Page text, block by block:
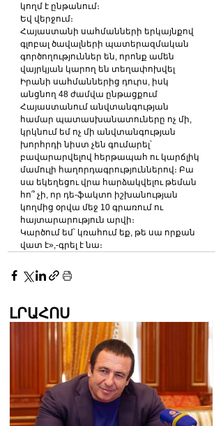
կողմ է ընթանում։
Եվ վերջում։
Հայաստանի սահմանների երկայնքով
գլոբալ ծավալների պատերազմական
գործողություններ են, որոնք ամեն
վայրկյան կարող են տեղափոխվել
Իրանի սահմաններից դուրս, իսկ
անցնող 48 ժամվա ընթացքում
Հայաստանում անվտանգության
համար պատասխանատուները ոչ մի,
կրկնում եմ ոչ մի անվտանգության
խորհրդի նիստ չեն գումարել՝
բավարարվելով հերթապահ ու կարճլիկ
մամուլի հաղորդագրություններով։ Բա
սա եկեղեցու վրա հարձակվելու թեման
հո՞ չի, որ դե-ֆակտո իշխանության
կողմից օրվա մեջ 10 գրառում ու
հայտարարություն արվի։
Կարծում եմ՝ կռահում եք, թե սա որքան
վատ է»,-գրել է նա։
ԼՐԱՀՈՍ